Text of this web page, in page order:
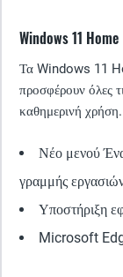
Windows 11 Home
Τα Windows 11
προσφέρουν όλες
καθημερινή
Νέο μενού
γραμμής
Υποστήριξη
Microsoft